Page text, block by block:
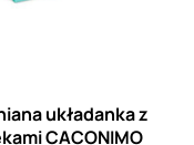
układanka z
CACONIMO